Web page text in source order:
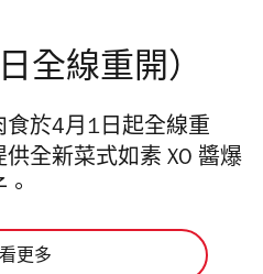
全線重開）
食於4月1日起全線重
供全新菜式如素 XO 醬爆
更多